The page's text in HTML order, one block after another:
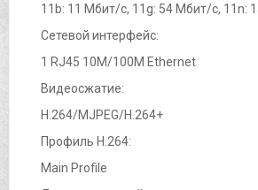
11b: 11 Мбит/с, 11g: 54 Мбит/с, 11n:
Сетевой интерфейс:
1 RJ45 10M/100M Ethernet
Видеосжатие:
H.264/MJPEG/H.264+
Профиль H.264:
Main Profile